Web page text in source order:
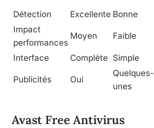
Détection Excellente Bonne
Impact
performances
Moyen Faible
Interface Complète Simple
Publicités Oui
Quelques-
unes
Avast Free Antivirus